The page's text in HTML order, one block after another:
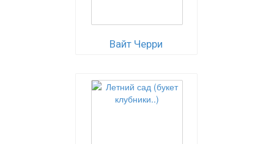
Вайт Черри